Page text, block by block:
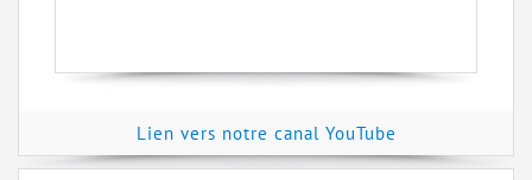
Lien vers notre canal YouTube